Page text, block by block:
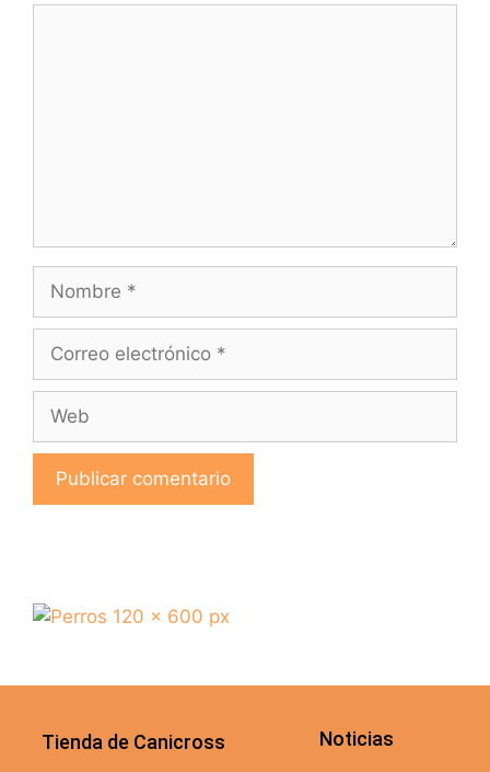
Tienda de Canicross Noticias